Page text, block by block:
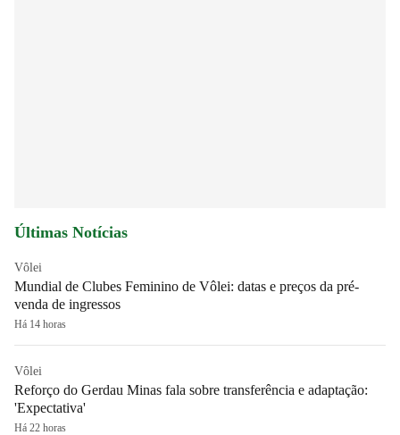
Últimas Notícias
Vôlei
Mundial de Clubes Feminino de Vôlei: datas e preços da pré-
venda de ingressos
Há 14 horas
Vôlei
Reforço do Gerdau Minas fala sobre transferência e adaptação:
'Expectativa'
Há 22 horas